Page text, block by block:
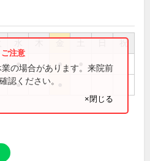
祝
● ●
●
の場合があります。来院前
認ください。
×閉じる